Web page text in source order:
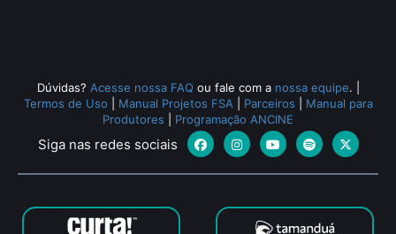
Dúvidas? Acesse nossa FAQ ou fale com a nossa equipe.
Termos de Uso
Manual Projetos FSA Parceiros
Manual para
Produtores
Programação ANCINE
Siga nas redes sociais